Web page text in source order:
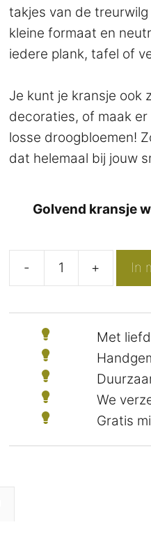
€11,95
takjes van de
kleine formaat en
iedere plank, tafel of
Je kunt je kransje ook
decoraties, of maak
losse droogbloemen!
dat helemaal bij jouw
Golvend kransje
-
golvend
aantal
+ In
Met
We
Gratis